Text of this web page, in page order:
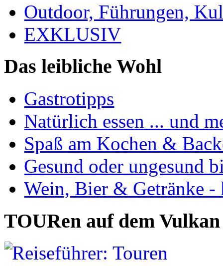
Outdoor, Führungen,
EXKLUSIV
Das leibliche Wohl
Gastrotipps
Natürlich essen ... und
Spaß am Kochen &
Gesund oder ungesund
Wein, Bier & Getränke -
TOURen auf dem Vulkan